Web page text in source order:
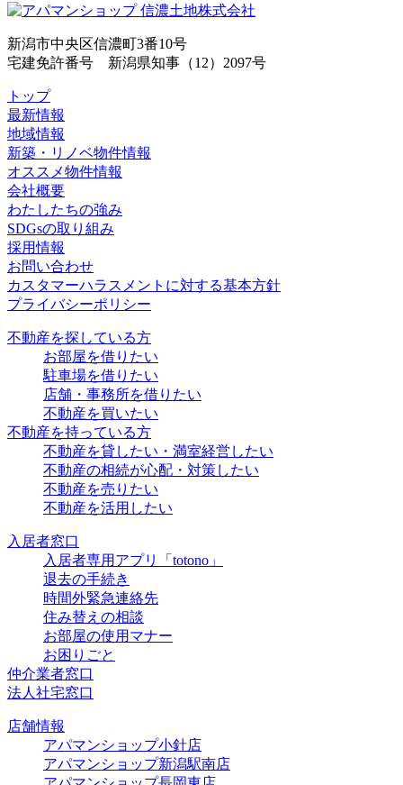
新潟市中央区信濃町3番10号
宅建免許番号 新潟県知事（12）2097号
トップ
最新情報
地域情報
新築・リノベ物件情報
オススメ物件情報
会社概要
わたしたちの強み
SDGsの取り組み
採用情報
お問い合わせ
カスタマーハラスメントに対する基本方針
プライバシーポリシー
不動産を探している方
お部屋を借りたい
駐車場を借りたい
店舗・事務所を借りたい
不動産を買いたい
不動産を持っている方
不動産を貸したい・満室経営したい
不動産の相続が心配・対策したい
不動産を売りたい
不動産を活用したい
入居者窓口
入居者専用アプリ「totono」
退去の手続き
時間外緊急連絡先
住み替えの相談
お部屋の使用マナー
お困りごと
仲介業者窓口
法人社宅窓口
店舗情報
アパマンショップ小針店
アパマンショップ新潟駅南店